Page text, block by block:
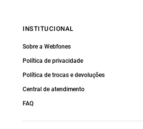
INSTITUCIONAL
Sobre a Webfones
Política de privacidade
Política de trocas e devoluções
Central de atendimento
FAQ